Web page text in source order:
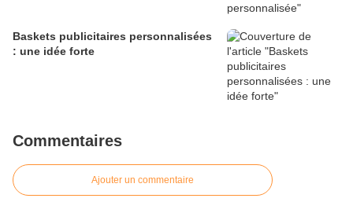
Baskets publicitaires personnalisées
: une idée forte
Commentaires
Ajouter un commentaire